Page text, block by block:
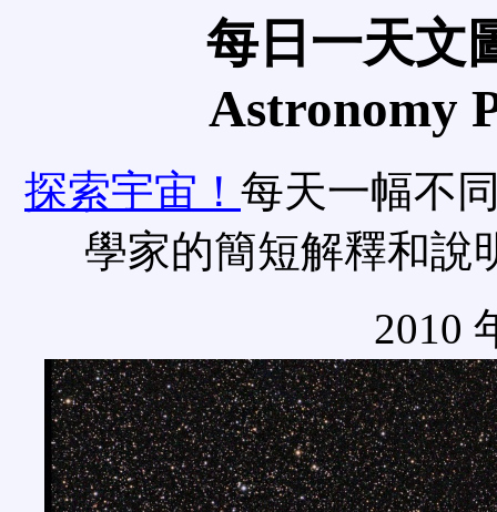
每日一天文
Astronomy
探索宇宙！ 每天一幅不
學家的簡短解釋和說
2010